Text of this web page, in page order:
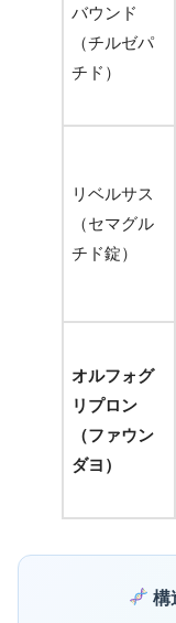
バウンド
（チルゼパ
チド）
リベルサス
（セマグル
チド錠）
オルフォグ
リプロン
（ファウン
ダヨ）
構